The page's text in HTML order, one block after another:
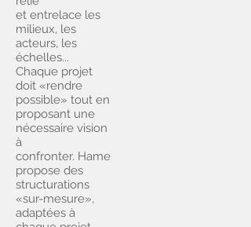
et entrelace les
milieux, les
acteurs, les
échelles...
Chaque projet
doit «rendre
possible» tout en
proposant une
nécessaire vision
à
confronter. Hame
propose des
structurations
«sur-mesure»,
adaptées à